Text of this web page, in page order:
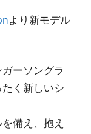
より新モデル
ーソングラ
く新しいシ
備え、抱え